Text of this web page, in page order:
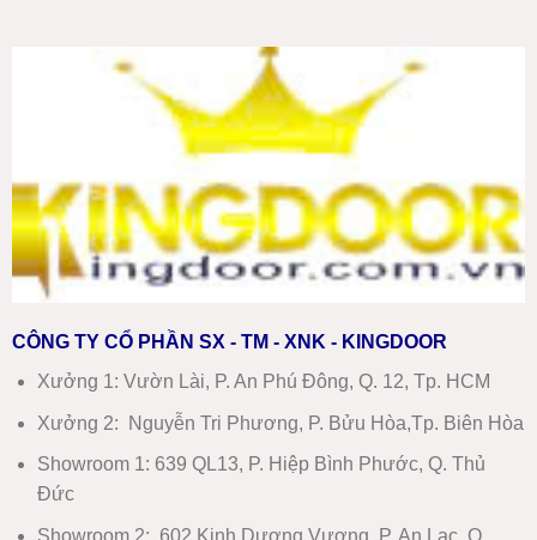
CÔNG TY CỔ PHẦN SX - TM - XNK - KINGDOOR
Xưởng 1: Vườn Lài, P. An Phú Đông, Q. 12, Tp. HCM
Xưởng 2: Nguyễn Tri Phương, P. Bửu Hòa,Tp. Biên Hòa
Showroom 1: 639 QL13, P. Hiệp Bình Phước, Q. Thủ
Đức
Showroom 2: 602 Kinh Dương Vương, P. An Lạc, Q.